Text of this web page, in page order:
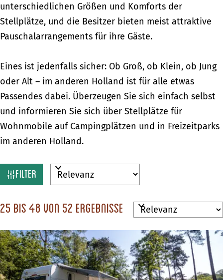
unterschiedlichen Größen und Komforts der
Stellplätze, und die Besitzer bieten meist attraktive
Pauschalarrangements für ihre Gäste.
Eines ist jedenfalls sicher: Ob Groß, ob Klein, ob Jung
oder Alt – im anderen Holland ist für alle etwas
Passendes dabei. Überzeugen Sie sich einfach selbst
und informieren Sie sich über Stellplätze für
Wohnmobile auf Campingplätzen und in Freizeitparks
im anderen Holland.
W
a
s
ö
c
Filter
o
t
i
e
r
e
25 bis 48 von 52 Ergebnisse
S
r
t
i